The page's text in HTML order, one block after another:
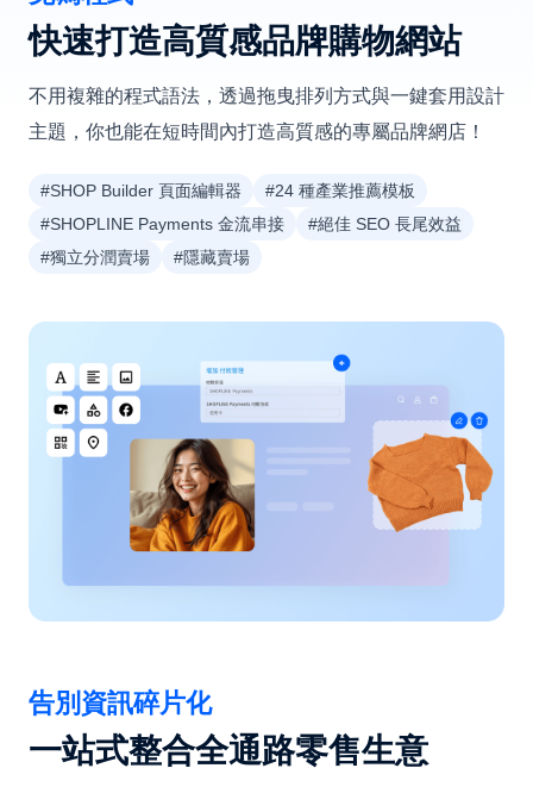
快速打造高質感品牌購物網站
不用複雜的程式語法，透過拖曳排列方式與一鍵套用設計
主題，你也能在短時間內打造高質感的專屬品牌網店！
#SHOP Builder 頁面編輯器
#24 種產業推薦模板
#SHOPLINE Payments 金流串接
#絕佳 SEO 長尾效益
#獨立分潤賣場
#隱藏賣場
告別資訊碎片化
一站式整合全通路零售生意